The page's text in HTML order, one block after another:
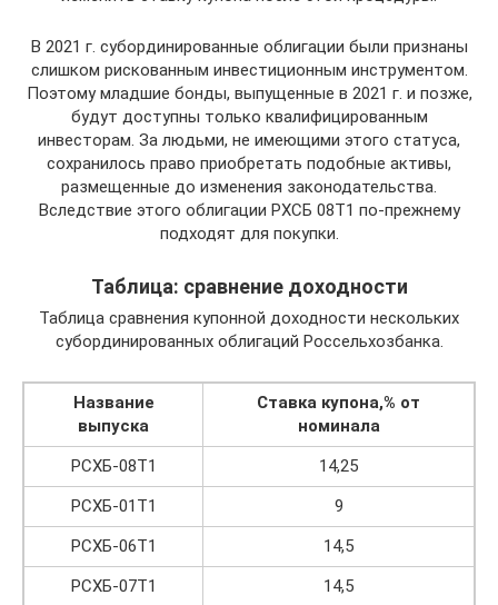
В 2021 г. субординированные облигации были признаны
слишком рискованным инвестиционным инструментом.
Поэтому младшие бонды, выпущенные в 2021 г. и позже,
будут доступны только квалифицированным
инвесторам. За людьми, не имеющими этого статуса,
сохранилось право приобретать подобные активы,
размещенные до изменения законодательства.
Вследствие этого облигации РХСБ 08Т1 по-прежнему
подходят для покупки.
Таблица: сравнение доходности
Таблица сравнения купонной доходности нескольких
субординированных облигаций Россельхозбанка.
Название
выпуска
Ставка купона,% от
номинала
РСХБ-08Т1
14,25
РСХБ-01Т1
9
РСХБ-06Т1
14,5
РСХБ-07Т1
14,5